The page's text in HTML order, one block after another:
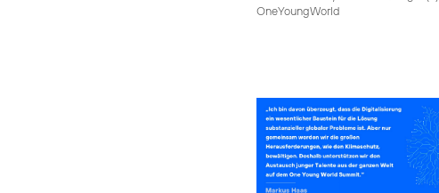
OneYoungWorld